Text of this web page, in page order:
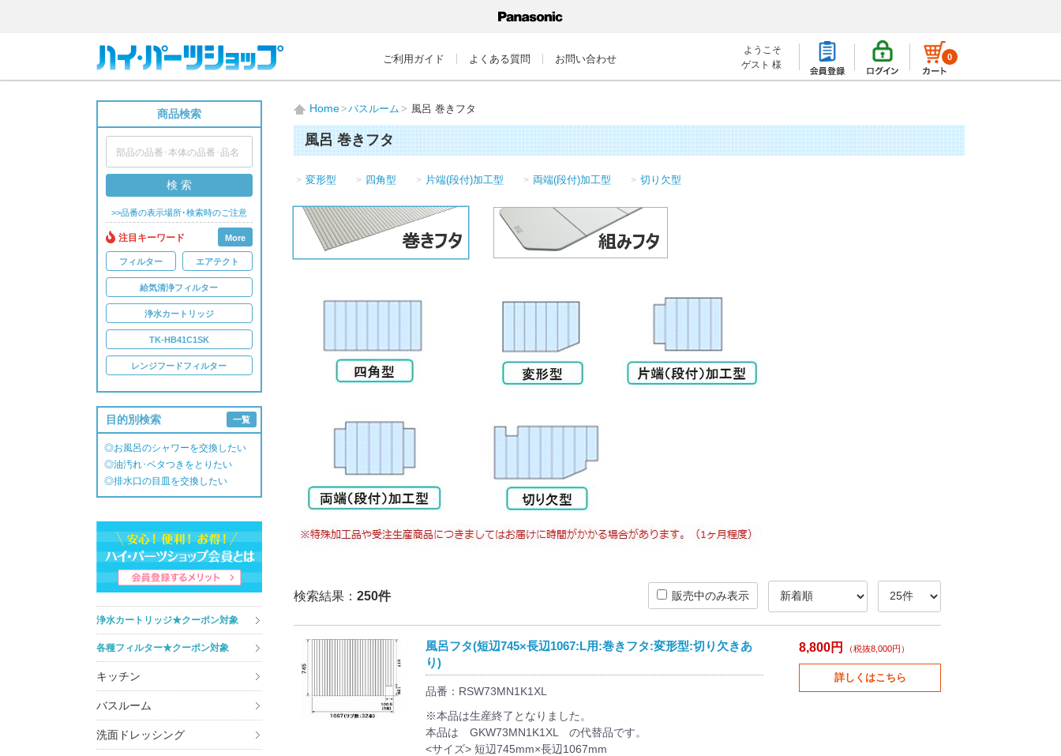
ご利用ガイド よくある質問 お問い合わせ
ようこそ
ゲスト 様
0
商品検索
検 索
>>品番の表示場所･検索時のご注意
注目キーワード More
フィルター エアテクト
給気清浄フィルター
浄水カートリッジ
TK-HB41C1SK
レンジフードフィルター
目的別検索 一覧
◎お風呂のシャワーを交換したい
◎油汚れ･ベタつきをとりたい
◎排水口の目皿を交換したい
浄水カートリッジ★クーポン対象
各種フィルター★クーポン対象
キッチン
バスルーム
洗面ドレッシング
Home バスルーム 風呂 巻きフタ
風呂 巻きフタ
変形型 四角型 片端(段付)加工型 両端(段付)加工型 切り欠型
検索結果： 250件 販売中のみ表示
風呂フタ(短辺745×長辺1067:L用:巻きフタ:変形型:切り欠きあ
り)
品番：RSW73MN1K1XL
※本品は生産終了となりました。
本品は GKW73MN1K1XL の代替品です。
<サイズ> 短辺745mm×長辺1067mm
8,800円 （税抜8,000円）
詳しくはこちら